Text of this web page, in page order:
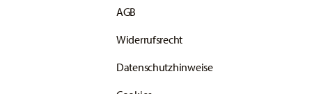
AGB
Widerrufsrecht
Datenschutzhinweise